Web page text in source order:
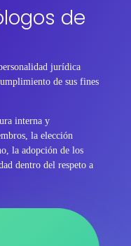
de
jurídica
de sus fines
interna y
la elección
la adopción de los
dentro del respeto a